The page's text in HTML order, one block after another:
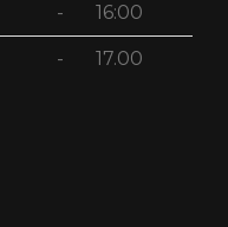
- 16:00
- 17.00